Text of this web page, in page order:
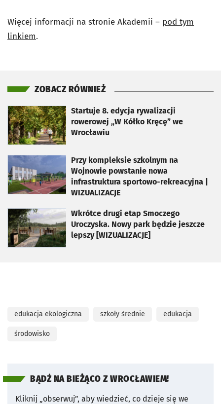
Więcej informacji na stronie Akademii – pod tym
linkiem.
ZOBACZ RÓWNIEŻ
Startuje 8. edycja rywalizacji
rowerowej „W Kółko Kręcę” we
Wrocławiu
otworzy się w nowej karcie
Przy kompleksie szkolnym na
Wojnowie powstanie nowa
infrastruktura sportowo-rekreacyjna |
WIZUALIZACJE
otworzy się w nowej karcie
Wkrótce drugi etap Smoczego
Uroczyska. Nowy park będzie jeszcze
lepszy [WIZUALIZACJE]
otworzy się w nowej karcie
edukacja ekologiczna szkoły średnie edukacja
środowisko
BĄDŹ NA BIEŻĄCO Z WROCŁAWIEM!
Kliknij „obserwuj”, aby wiedzieć, co dzieje się we